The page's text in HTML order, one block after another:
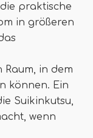
praktische
in größeren
in dem
können. Ein
Suikinkutsu,
wenn